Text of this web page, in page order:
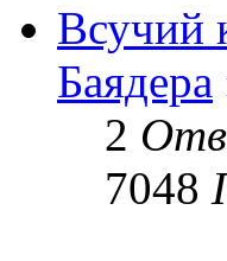
Всучий
Баядера
2
7048